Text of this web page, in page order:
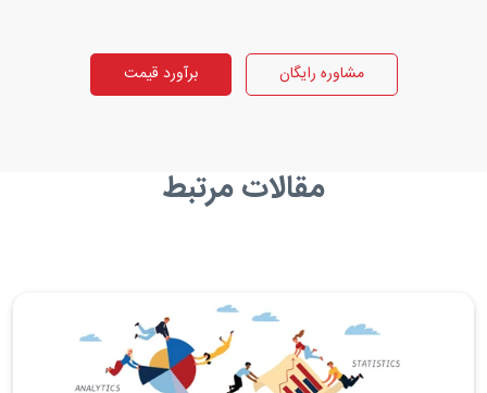
مشاوره رایگان برآورد قیمت
مقالات مرتبط